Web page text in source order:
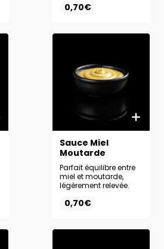
0,70€
Sauce Miel
Moutarde
Parfait équilibre entre
miel et moutarde,
légèrement relevée.
0,70€